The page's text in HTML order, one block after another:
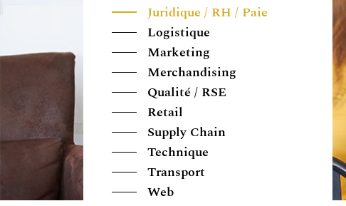
Juridique / RH / Paie
Logistique
Marketing
Merchandising
Qualité / RSE
Retail
Supply Chain
Technique
Transport
Web